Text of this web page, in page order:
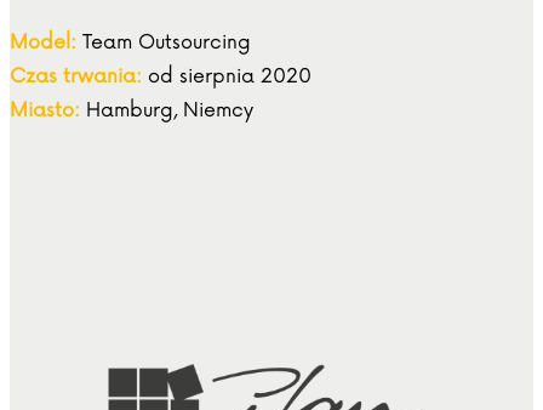
Model: Team Outsourcing
Czas trwania: od sierpnia 2020
Miasto: Hamburg, Niemcy